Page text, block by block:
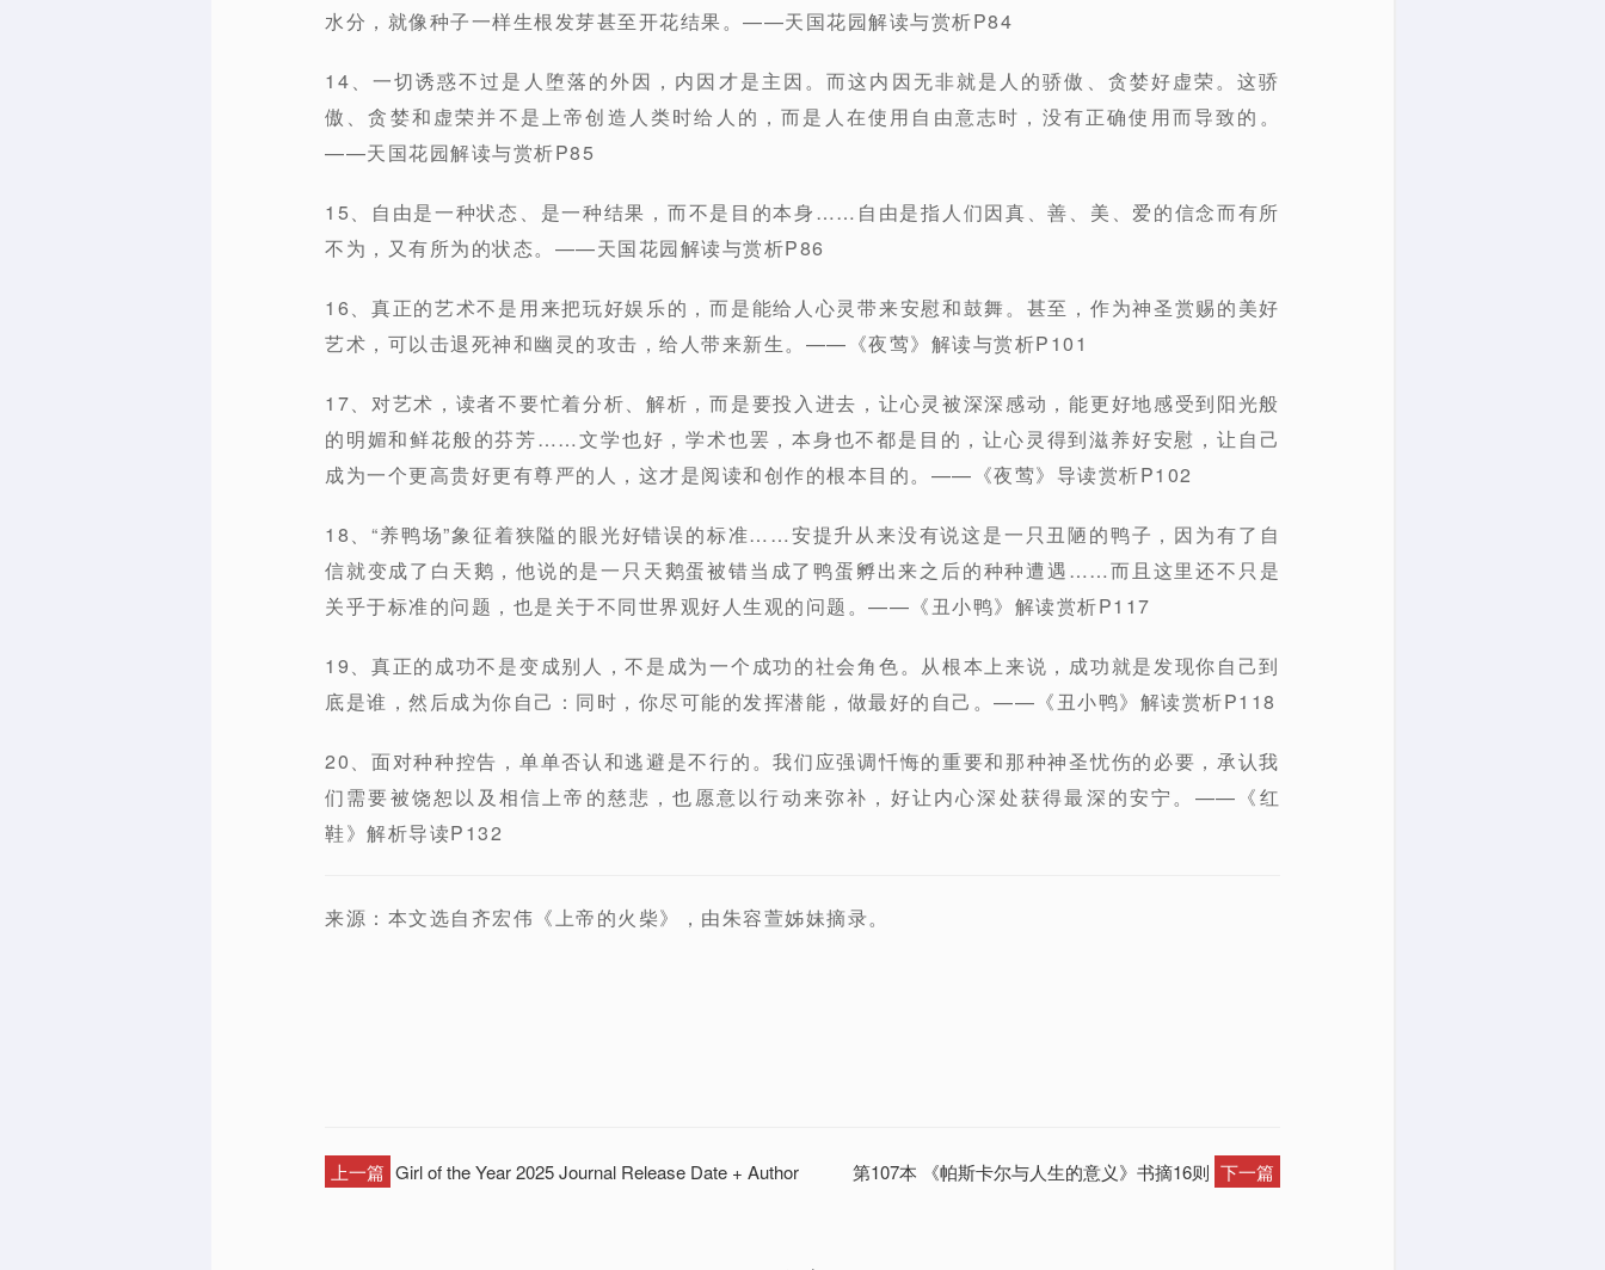
水分，就像种子一样生根发芽甚至开花结果。——天国花园解读与赏析P84
14、一切诱惑不过是人堕落的外因，内因才是主因。而这内因无非就是人的骄傲、贪婪好虚荣。这骄
傲、贪婪和虚荣并不是上帝创造人类时给人的，而是人在使用自由意志时，没有正确使用而导致的。
——天国花园解读与赏析P85
15、自由是一种状态、是一种结果，而不是目的本身……自由是指人们因真、善、美、爱的信念而有所
不为，又有所为的状态。——天国花园解读与赏析P86
16、真正的艺术不是用来把玩好娱乐的，而是能给人心灵带来安慰和鼓舞。甚至，作为神圣赏赐的美好
艺术，可以击退死神和幽灵的攻击，给人带来新生。——《夜莺》解读与赏析P101
17、对艺术，读者不要忙着分析、解析，而是要投入进去，让心灵被深深感动，能更好地感受到阳光般
的明媚和鲜花般的芬芳……文学也好，学术也罢，本身也不都是目的，让心灵得到滋养好安慰，让自己
成为一个更高贵好更有尊严的人，这才是阅读和创作的根本目的。——《夜莺》导读赏析P102
18、“养鸭场”象征着狭隘的眼光好错误的标准……安提升从来没有说这是一只丑陋的鸭子，因为有了自
信就变成了白天鹅，他说的是一只天鹅蛋被错当成了鸭蛋孵出来之后的种种遭遇……而且这里还不只是
关乎于标准的问题，也是关于不同世界观好人生观的问题。——《丑小鸭》解读赏析P117
19、真正的成功不是变成别人，不是成为一个成功的社会角色。从根本上来说，成功就是发现你自己到
底是谁，然后成为你自己：同时，你尽可能的发挥潜能，做最好的自己。——《丑小鸭》解读赏析P118
20、面对种种控告，单单否认和逃避是不行的。我们应强调忏悔的重要和那种神圣忧伤的必要，承认我
们需要被饶恕以及相信上帝的慈悲，也愿意以行动来弥补，好让内心深处获得最深的安宁。——《红
鞋》解析导读P132
来源：本文选自齐宏伟《上帝的火柴》，由朱容萱姊妹摘录。
上一篇 Girl of the Year 2025 Journal Release Date + Author 第107本 《帕斯卡尔与人生的意义》书摘16则 下一篇